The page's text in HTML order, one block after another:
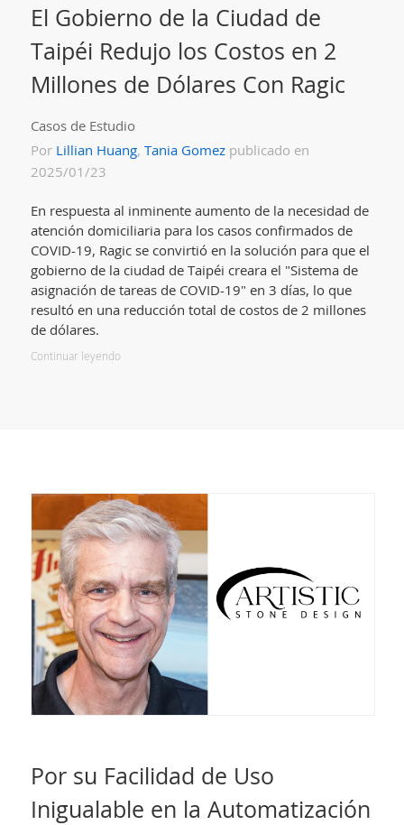
El Gobierno de la Ciudad de
Taipéi Redujo los Costos en 2
Millones de Dólares Con Ragic
Casos de Estudio
Por Lillian Huang, Tania Gomezpublicado en
2025/01/23
En respuesta al inminente aumento de la necesidad de
atención domiciliaria para los casos confirmados de
COVID-19, Ragic se convirtió en la solución para que el
gobierno de la ciudad de Taipéi creara el "Sistema de
asignación de tareas de COVID-19" en 3 días, lo que
resultó en una reducción total de costos de 2 millones
de dólares.
Continuar leyendo
Por su Facilidad de Uso
Inigualable en la Automatización